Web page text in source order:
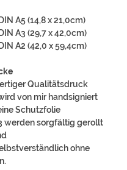
A5 (14,8 x 21,0cm)
A3 (29,7 x 42,0cm)
A2 (42,0 x 59,4cm)
Qualitätsdruck
von mir handsigniert
Schutzfolie
werden sorgfältig gerollt
ohne